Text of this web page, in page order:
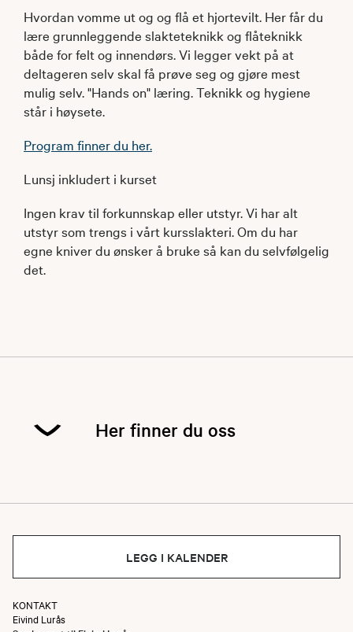
Hvordan vomme ut og og flå et hjortevilt. Her får du
lære grunnleggende slakteteknikk og flåteknikk
både for felt og innendørs. Vi legger vekt på at
deltageren selv skal få prøve seg og gjøre mest
mulig selv. "Hands on" læring. Teknikk og hygiene
står i høysete.
Program finner du her.
Lunsj inkludert i kurset
Ingen krav til forkunnskap eller utstyr. Vi har alt
utstyr som trengs i vårt kursslakteri. Om du har
egne kniver du ønsker å bruke så kan du selvfølgelig
det.
Her finner du oss
LEGG I KALENDER
KONTAKT
Eivind Lurås